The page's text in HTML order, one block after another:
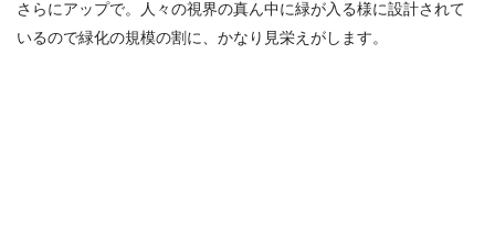
さらにアップで。人々の視界の真ん中に緑が入る様に設計されて
いるので緑化の規模の割に、かなり見栄えがします。